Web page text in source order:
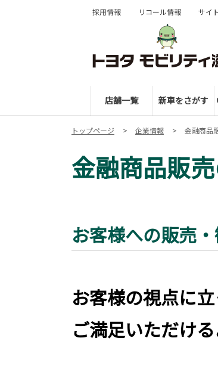
店舗一覧 新車をさがす
採用情報 リコール情報 サイ
トップページ 企業情報 金融商品
金融商品販
お客様への販売
お客様の視点に
ご満足いただけ